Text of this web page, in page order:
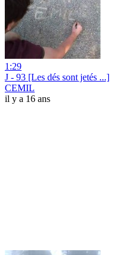
1:29
J - 93 [Les dés sont jetés ...]
CEMIL
il y a 16 ans